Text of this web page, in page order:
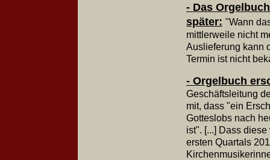
- Das
später: "Wann
mittlerweile nicht
Auslieferung kann
Termin ist nicht
- Orgelbuch
Geschäftsleitung
mit, dass "ein
Gotteslobs nach
ist". [...] Dass
ersten Quartals